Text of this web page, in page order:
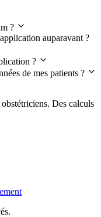
?
auparavant ?
?
de mes patients ?
Des calculs